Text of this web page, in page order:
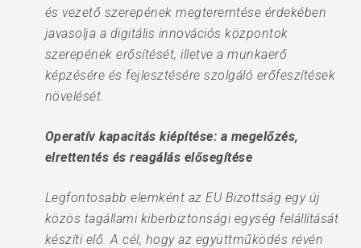
és vezető szerepének megteremtése érdekében
javasolja a digitális innovációs központok
szerepének erősítését, illetve a munkaerő
képzésére és fejlesztésére szolgáló erőfeszítések
növelését.
Operatív kapacitás kiépítése: a megelőzés,
elrettentés és reagálás elősegítése
Legfontosabb elemként az EU Bizottság egy új
közös tagállami kiberbiztonsági egység felállítását
készíti elő. A cél, hogy az együttműködés révén